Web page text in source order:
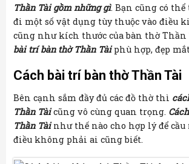
Thần Tài gồm những gì. Bạn cũng có
đi một số vật dụng tùy thuộc vào điều
cũng như kích thước của bàn thờ Thần
bài trí bàn thờ Thần Tàiphù hợp, đẹp
Cách bài trí bàn thờ Thần Tài
Bên cạnh sắm đầy đủ các đồ thờ thì
Thần Tàicũng vô cùng quan trọng.
Thần Tàinhư thế nào cho hợp lý để cầu
điều không phải ai cũng biết.